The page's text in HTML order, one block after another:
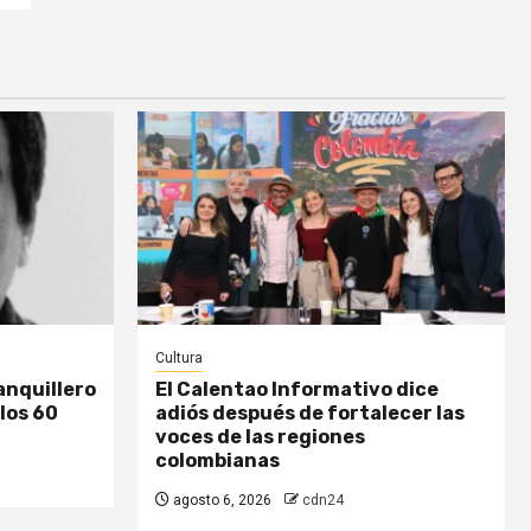
60
Cultura
El Calentao Informativo dice
adiós después de fortalecer las
voces de las regiones
colombianas
agosto 6, 2026 cdn24